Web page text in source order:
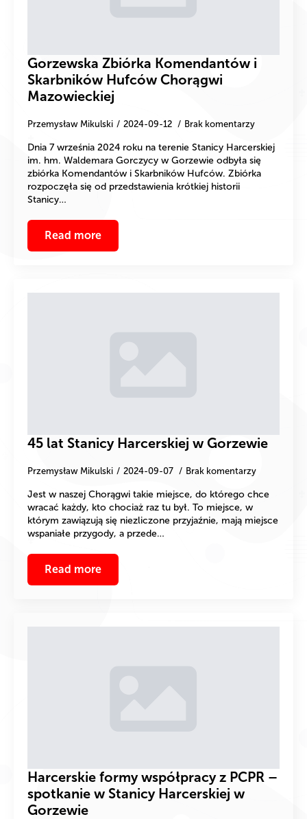
Gorzewska Zbiórka Komendantów i
Skarbników Hufców Chorągwi
Mazowieckiej
Przemysław Mikulski 2024-09-12 Brak komentarzy
Dnia 7 września 2024 roku na terenie Stanicy Harcerskiej
im. hm. Waldemara Gorczycy w Gorzewie odbyła się
zbiórka Komendantów i Skarbników Hufców. Zbiórka
rozpoczęła się od przedstawienia krótkiej historii
Stanicy…
Read more
45 lat Stanicy Harcerskiej w Gorzewie
Przemysław Mikulski 2024-09-07 Brak komentarzy
Jest w naszej Chorągwi takie miejsce, do którego chce
wracać każdy, kto chociaż raz tu był. To miejsce, w
którym zawiązują się niezliczone przyjaźnie, mają miejsce
wspaniałe przygody, a przede…
Read more
Harcerskie formy współpracy z PCPR –
spotkanie w Stanicy Harcerskiej w
Gorzewie